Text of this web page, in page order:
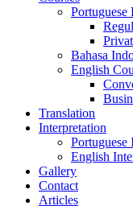
Portuguese
Bahasa
English
Translation
Interpretation
Portuguese
English
Gallery
Contact
Articles